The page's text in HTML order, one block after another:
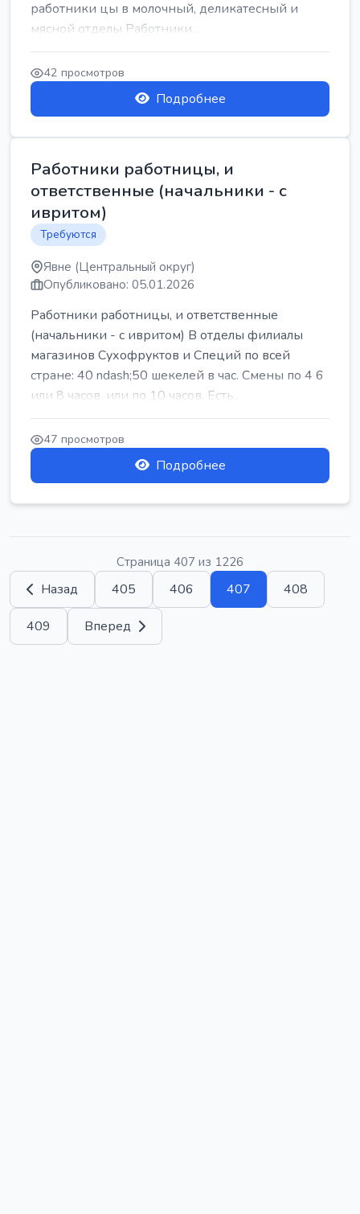
работники цы в молочный, деликатесный и
мясной отделы Работники...
42 просмотров
Подробнее
Работники работницы, и
ответственные (начальники - с
ивритом)
Требуются
Явне (Центральный округ)
Опубликовано: 05.01.2026
Работники работницы, и ответственные
(начальники - с ивритом) В отделы филиалы
магазинов Сухофруктов и Специй по всей
стране: 40 ndash;50 шекелей в час. Смены по 4 6
или 8 часов, или по 10 часов. Есть...
47 просмотров
Подробнее
Страница 407 из 1226
Назад 405 406 407 408
409 Вперед